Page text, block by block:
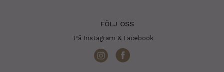
FÖLJ OSS
På Instagram & Facebook